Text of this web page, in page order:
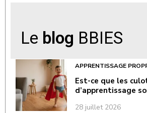
Le blog BBIES
APPRENTISSAGE
Est-ce que les
d’apprentissage
28 juillet 2026